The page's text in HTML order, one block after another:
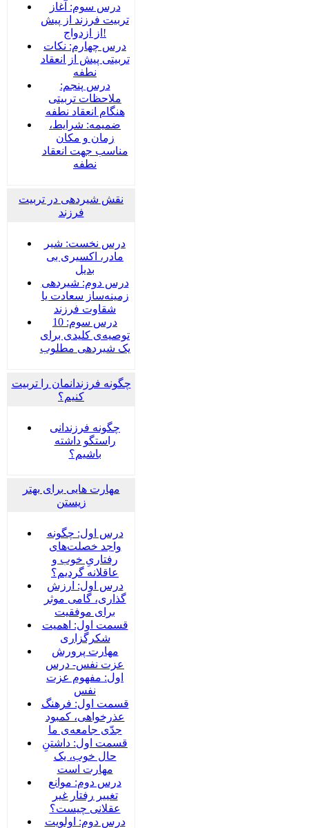
درس سوم: آغاز
تربیت فرزند از پیش
از ازدواج!
درس چهارم: نکات
تربیتی پیش از انعقاد
نطفه
درس پنجم:
ملاحظات تربیتی
هنگام انعقاد نطفه
ضمیمه‌: شرایط،
زمان و مکان
مناسب جهت انعقاد
نطفه
نقش شیردهی در تربیت
فرزند
درس نخست: شیر
مادر، اکسیری بی
بدیل
درس دوم: شیردهی
زمینه‌ساز سعادت یا
شقاوت فرزند
درس سوم: 10
توصیه‌ی کلیدی برای
یک شیردهی مطلوب
چگونه فرزندانمان را تربیت
کنیم؟
چگونه فرزندانی
راستگو داشته
باشیم؟
مهارت هایی برای بهتر
زیستن
درس اول: چگونه
واجد خصلت‌های
رفتاریِ خوب و
عاقلانه گردیم؟
درس اول: ارزش
گذاری، گامی موثر
برای موفقیت
قسمت اول: اهمیت
شکرگزاری
مهارت پرورش
عزت نفس- درس
اول: مفهوم عزت
نفس
قسمت اول: فرهنگ
عذرخواهی، کمبود
جدّی جامعه‌ی ما
قسمت اول: داشتنِ
حال خوب، یک
مهارت است
درس دوم: موانع
تغییر رفتار غیر
عقلانی چیست؟
درس دوم: اولویت